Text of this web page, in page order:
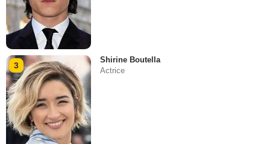
3
Shirine Boutella
Actrice